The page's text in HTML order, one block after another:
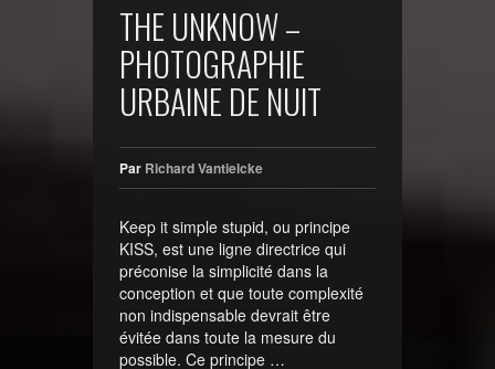
THE UNKNOW –
PHOTOGRAPHIE
URBAINE DE NUIT
Par Richard Vantielcke
Keep it simple stupid, ou principe
KISS, est une ligne directrice qui
préconise la simplicité dans la
conception et que toute complexité
non indispensable devrait être
évitée dans toute la mesure du
possible. Ce principe …